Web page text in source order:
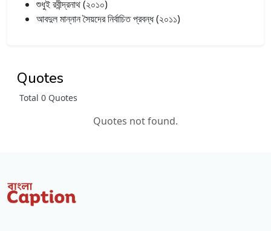
শুধুই রবীন্দ্রনাথ (২০১০)
আবদুল মান্নান সৈয়দের নির্বাচিত প্রবন্ধ (২০১১)
Quotes
Total 0 Quotes
Quotes not found.